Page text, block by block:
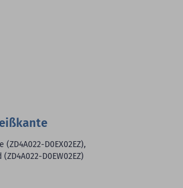
D0EX02EZ),
D0EW02EZ)